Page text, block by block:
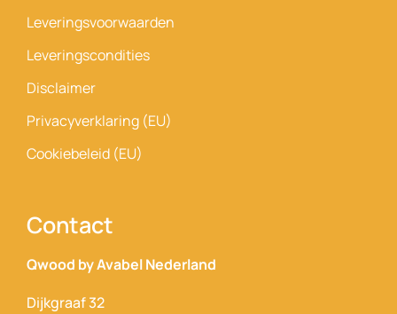
Leveringsvoorwaarden
Leveringscondities
Disclaimer
Privacyverklaring (EU)
Cookiebeleid (EU)
Contact
Qwood by Avabel Nederland
Dijkgraaf 32